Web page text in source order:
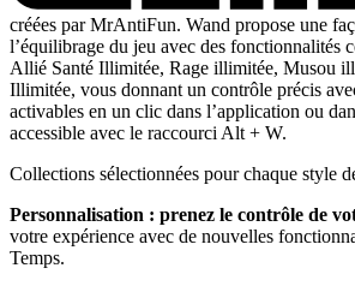
créées par MrAntiFun. Wand propose une
l’équilibrage du jeu avec des fonctionnalités
Allié Santé Illimitée, Rage illimitée, Musou
Illimitée, vous donnant un contrôle précis
activables en un clic dans l’application ou
accessible avec le raccourci Alt + W.
Collections sélectionnées pour chaque style
Personnalisation : prenez le contrôle de
votre expérience avec de nouvelles
Temps.